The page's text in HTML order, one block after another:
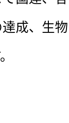
成、生